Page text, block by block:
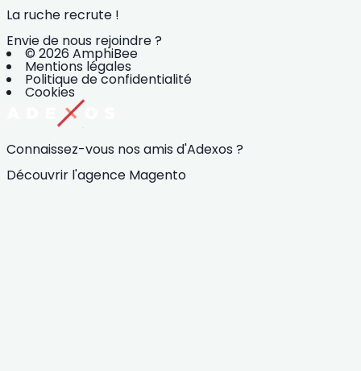
La ruche recrute !
Envie de nous rejoindre ?
© 2026 AmphiBee
Mentions légales
Politique de confidentialité
Cookies
Connaissez-vous nos amis d'Adexos ?
Découvrir l'agence Magento